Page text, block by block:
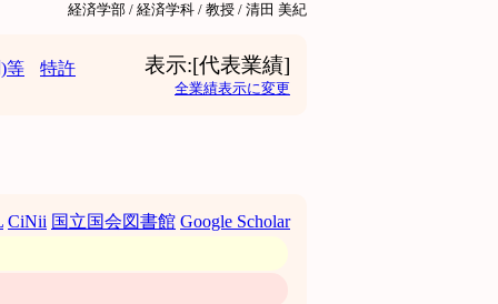
経済学部 / 経済学科 / 教授 / 清田 美紀
等 特許 表示:[代表業績]
全業績表示に変更
CiNii 国立国会図書館 Google Scholar